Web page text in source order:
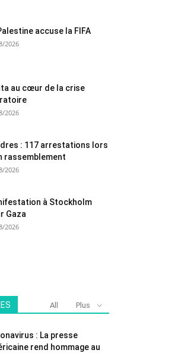
accuse la FIFA
2026
au cœur de la crise
2026
: 117 arrestations lors
rassemblement
2026
à Stockholm
Gaza
2026
All Plus
: La presse
rend hommage au